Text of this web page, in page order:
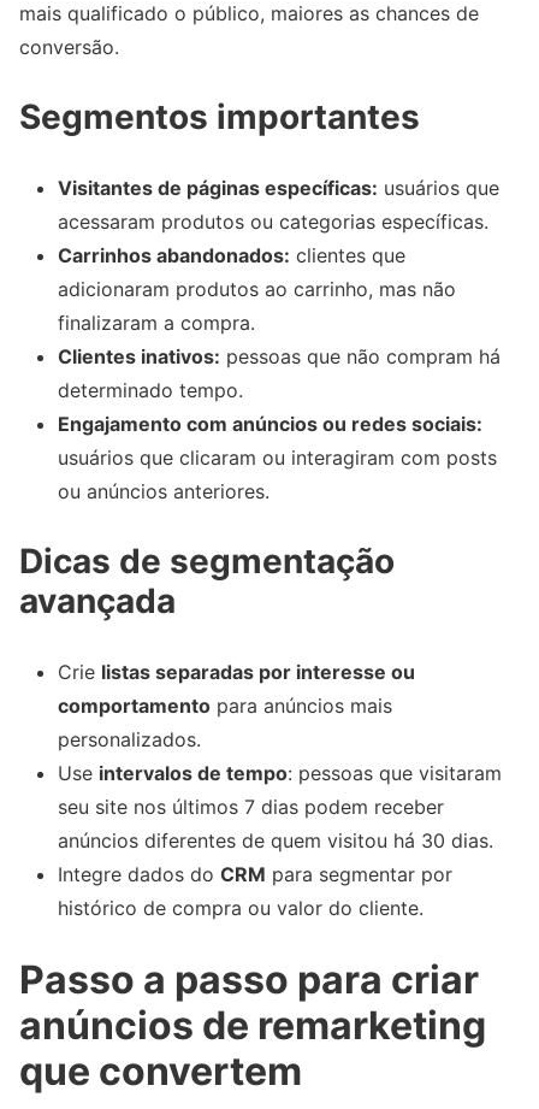
mais qualificado o público, maiores as chances de
conversão.
Segmentos importantes
Visitantes de páginas específicas: usuários que
acessaram produtos ou categorias específicas.
Carrinhos abandonados: clientes que
adicionaram produtos ao carrinho, mas não
finalizaram a compra.
Clientes inativos: pessoas que não compram há
determinado tempo.
Engajamento com anúncios ou redes sociais:
usuários que clicaram ou interagiram com posts
ou anúncios anteriores.
Dicas de segmentação
avançada
Crie listas separadas por interesse ou
comportamento para anúncios mais
personalizados.
Use intervalos de tempo: pessoas que visitaram
seu site nos últimos 7 dias podem receber
anúncios diferentes de quem visitou há 30 dias.
Integre dados do CRM para segmentar por
histórico de compra ou valor do cliente.
Passo a passo para criar
anúncios de remarketing
que convertem